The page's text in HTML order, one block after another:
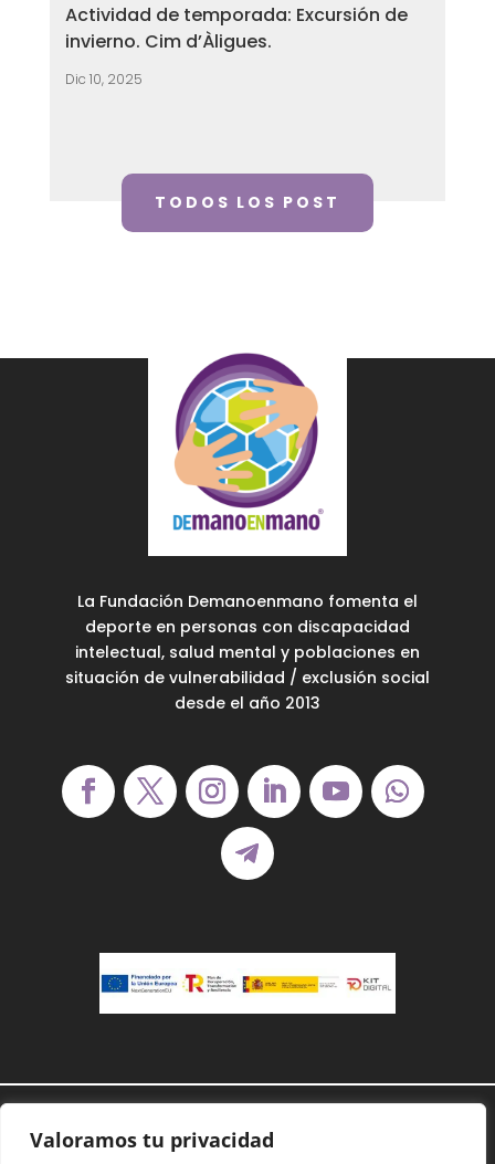
Valoramos tu privacidad
Actividad de temporada: Excursión de
invierno. Cim d’Àligues.
Dic 10, 2025
TODOS LOS POST
La Fundación Demanoenmano fomenta el
deporte en personas con discapacidad
intelectual, salud mental y poblaciones en
situación de vulnerabilidad / exclusión social
desde el año 2013
reservados©